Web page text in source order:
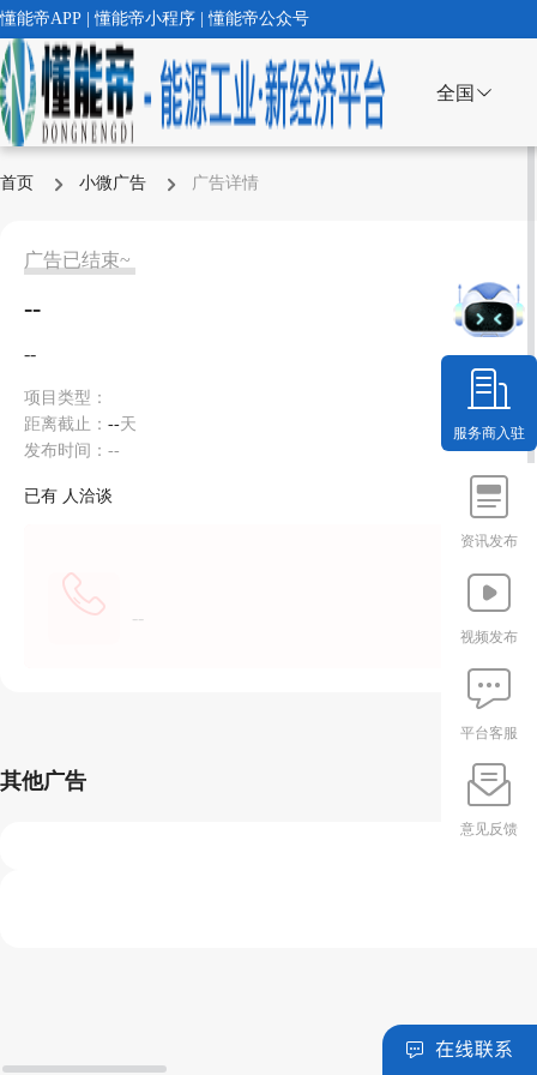
懂能帝APP | 懂能帝小程序 | 懂能帝公众号
全国
服务商入驻
资讯发布
视频发布
平台客服
意见反馈
首页 小微广告 广告详情
广告已结束~
--
--
项目类型：
距离截止： --天
发布时间：--
已有 人洽谈
--
其他广告